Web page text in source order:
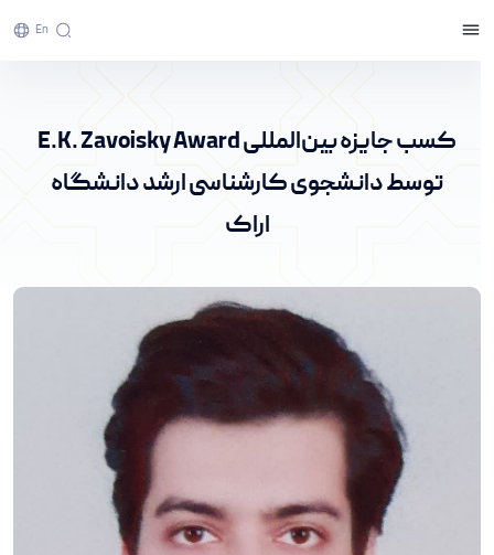
En
دانشجوی کارشناسی ارشد دانشگاه اراک - پرتال
خبری دانشگاه اراک
کسب جایزه بین‌المللی E.K. Zavoisky Award
توسط دانشجوی کارشناسی ارشد دانشگاه
اراک